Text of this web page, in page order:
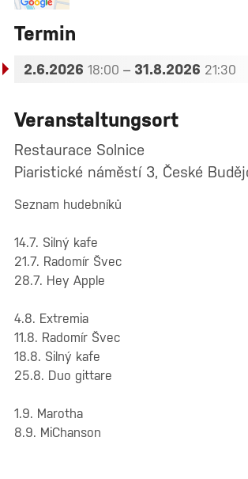
Termin
2.6.2026 18:00 – 31.8.2026 21:30
Veranstaltungsort
Restaurace Solnice
Piaristické náměstí 3, České
Seznam hudebníků
14.7. Silný kafe
21.7. Radomír Švec
28.7. Hey Apple
4.8. Extremia
11.8. Radomír Švec
18.8. Silný kafe
25.8. Duo gittare
1.9. Marotha
8.9. MiChanson